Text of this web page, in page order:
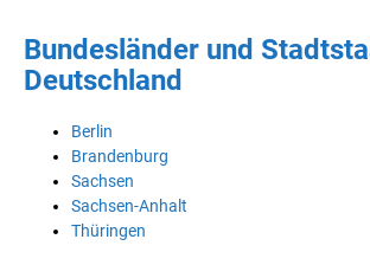
Bundesländer und
Deutschland
Berlin
Brandenburg
Sachsen
Sachsen-Anhalt
Thüringen